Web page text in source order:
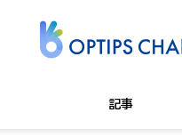
記事